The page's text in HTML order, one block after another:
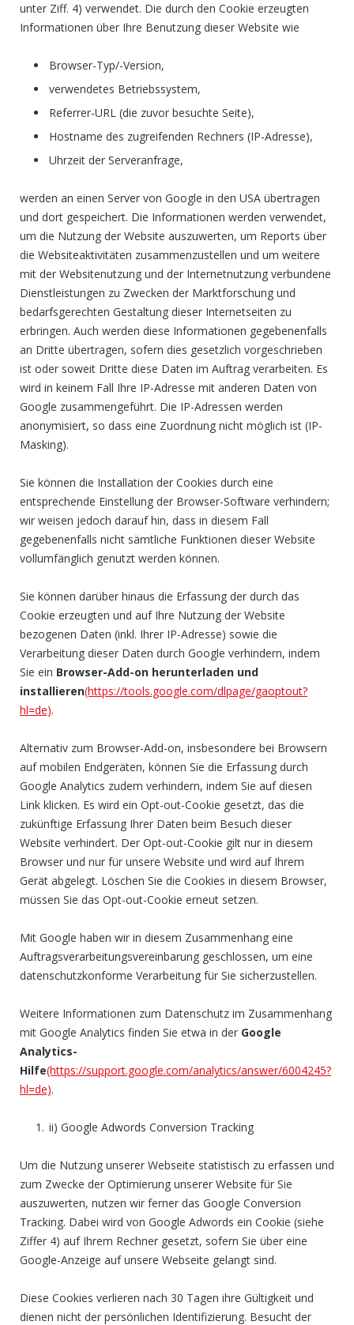
unter Ziff. 4) verwendet. Die durch den Cookie erzeugten
Informationen über Ihre Benutzung dieser Website wie
Browser-Typ/-Version,
verwendetes Betriebssystem,
Referrer-URL (die zuvor besuchte Seite),
Hostname des zugreifenden Rechners (IP-Adresse),
Uhrzeit der Serveranfrage,
werden an einen Server von Google in den USA übertragen
und dort gespeichert. Die Informationen werden verwendet,
um die Nutzung der Website auszuwerten, um Reports über
die Websiteaktivitäten zusammenzustellen und um weitere
mit der Websitenutzung und der Internetnutzung verbundene
Dienstleistungen zu Zwecken der Marktforschung und
bedarfsgerechten Gestaltung dieser Internetseiten zu
erbringen. Auch werden diese Informationen gegebenenfalls
an Dritte übertragen, sofern dies gesetzlich vorgeschrieben
ist oder soweit Dritte diese Daten im Auftrag verarbeiten. Es
wird in keinem Fall Ihre IP-Adresse mit anderen Daten von
Google zusammengeführt. Die IP-Adressen werden
anonymisiert, so dass eine Zuordnung nicht möglich ist (IP-
Masking).
Sie können die Installation der Cookies durch eine
entsprechende Einstellung der Browser-Software verhindern;
wir weisen jedoch darauf hin, dass in diesem Fall
gegebenenfalls nicht sämtliche Funktionen dieser Website
vollumfänglich genutzt werden können.
Sie können darüber hinaus die Erfassung der durch das
Cookie erzeugten und auf Ihre Nutzung der Website
bezogenen Daten (inkl. Ihrer IP-Adresse) sowie die
Verarbeitung dieser Daten durch Google verhindern, indem
Sie ein Browser-Add-on herunterladen und
installieren(https://tools.google.com/dlpage/gaoptout?
hl=de).
Alternativ zum Browser-Add-on, insbesondere bei Browsern
auf mobilen Endgeräten, können Sie die Erfassung durch
Google Analytics zudem verhindern, indem Sie auf diesen
Link klicken. Es wird ein Opt-out-Cookie gesetzt, das die
zukünftige Erfassung Ihrer Daten beim Besuch dieser
Website verhindert. Der Opt-out-Cookie gilt nur in diesem
Browser und nur für unsere Website und wird auf Ihrem
Gerät abgelegt. Löschen Sie die Cookies in diesem Browser,
müssen Sie das Opt-out-Cookie erneut setzen.
Mit Google haben wir in diesem Zusammenhang eine
Auftragsverarbeitungsvereinbarung geschlossen, um eine
datenschutzkonforme Verarbeitung für Sie sicherzustellen.
Weitere Informationen zum Datenschutz im Zusammenhang
mit Google Analytics finden Sie etwa in der Google
Analytics-
Hilfe(https://support.google.com/analytics/answer/6004245?
hl=de).
ii) Google Adwords Conversion Tracking
Um die Nutzung unserer Webseite statistisch zu erfassen und
zum Zwecke der Optimierung unserer Website für Sie
auszuwerten, nutzen wir ferner das Google Conversion
Tracking. Dabei wird von Google Adwords ein Cookie (siehe
Ziffer 4) auf Ihrem Rechner gesetzt, sofern Sie über eine
Google-Anzeige auf unsere Webseite gelangt sind.
Diese Cookies verlieren nach 30 Tagen ihre Gültigkeit und
dienen nicht der persönlichen Identifizierung. Besucht der